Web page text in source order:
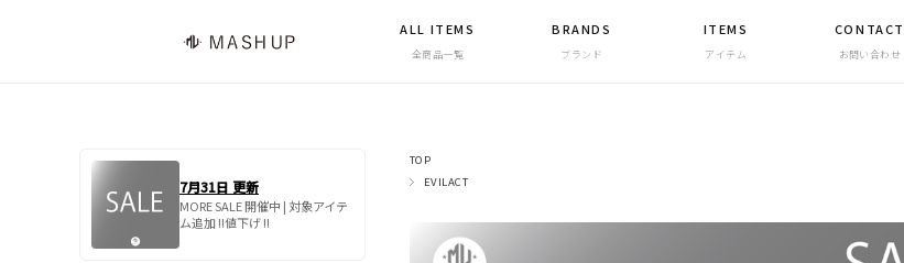
ALL ITEMS
全商品一覧
BRANDS
ブランド
ITEMS
アイテム
CONTACT
お問い合わせ
TOP
EVILACT
7月31日 更新
MORE SALE 開催中 | 対象アイテ
ム追加 !!値下げ !!